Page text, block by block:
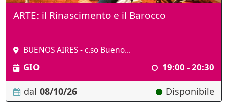
ARTE: il Rinascimento e il Barocco
BUENOS AIRES - c.so Bueno...
GIO 19:00 - 20:30
dal 08/10/26 Disponibile